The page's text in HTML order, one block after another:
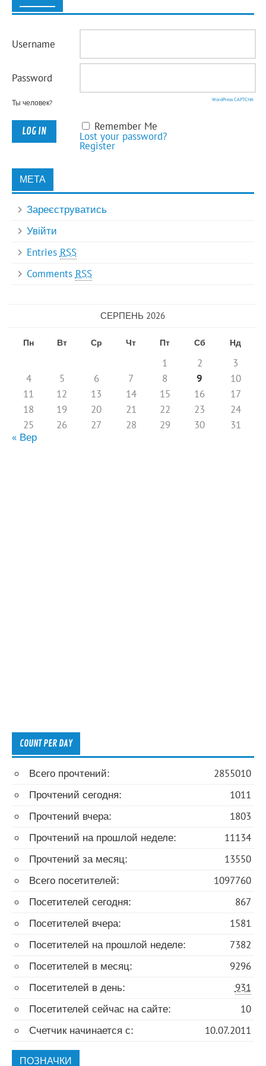
Username
Password
Ты человек? WordPress CAPTCHA
Remember Me
Lost your password?
Register
МЕТА
Зареєструватись
Увійти
Entries RSS
Comments RSS
СЕРПЕНЬ 2026
Пн Вт Ср Чт Пт Сб Нд
1 2
3
4
5 6 7 8 9
10
11
12 13 14 15 16
17
18
19 20 21 22 23
24
25
26 27 28 29 30
31
« Вер
COUNT PER DAY
2855010
Всего прочтений:
1011
Прочтений сегодня:
1803
Прочтений вчера:
11134
Прочтений на прошлой неделе:
13550
Прочтений за месяц:
1097760
Всего посетителей:
867
Посетителей сегодня:
1581
Посетителей вчера:
7382
Посетителей на прошлой неделе:
9296
Посетителей в месяц:
931
Посетителей в день:
10
Посетителей сейчас на сайте:
10.07.2011
Счетчик начинается с:
ПОЗНАЧКИ